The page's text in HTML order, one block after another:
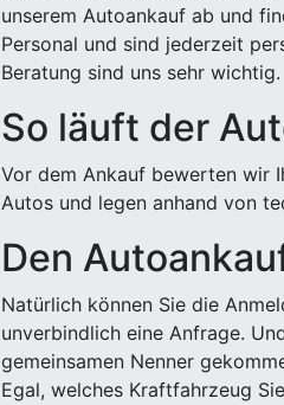
unserem Autoankauf ab und
Personal und sind jederzeit
Beratung sind uns sehr wichtig.
So läuft der
Vor dem Ankauf bewerten wir
Autos und legen anhand von
Den
Natürlich können Sie die
unverbindlich eine Anfrage.
gemeinsamen Nenner
Egal, welches Kraftfahrzeug